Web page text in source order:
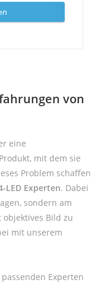
von
eine
mit dem sie
Problem schaffen
LED Experten. Dabei
sondern am
Bild zu
mit unserem
Experten